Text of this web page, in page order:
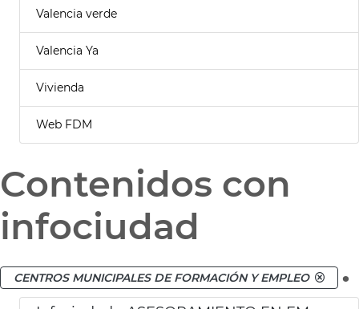
Valencia verde
Valencia Ya
Vivienda
Web FDM
Contenidos con
infociudad
CENTROS MUNICIPALES DE FORMACIÓN Y EMPLEO .